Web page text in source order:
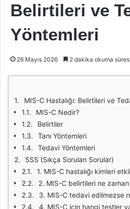
Belirtileri ve
Yöntemleri
26 Mayıs 2026 2 dakika okuma süresi
MIS-C Hastalığı: Belirtileri ve
MIS-C Nedir?
Belirtiler
Tanı Yöntemleri
Tedavi Yöntemleri
SSS (Sıkça Sorulan Sorular)
1. MIS-C hastalığı kimleri
2. MIS-C belirtileri ne
3. MIS-C tedavi edilmezse
4. MIS-C için hangi testler